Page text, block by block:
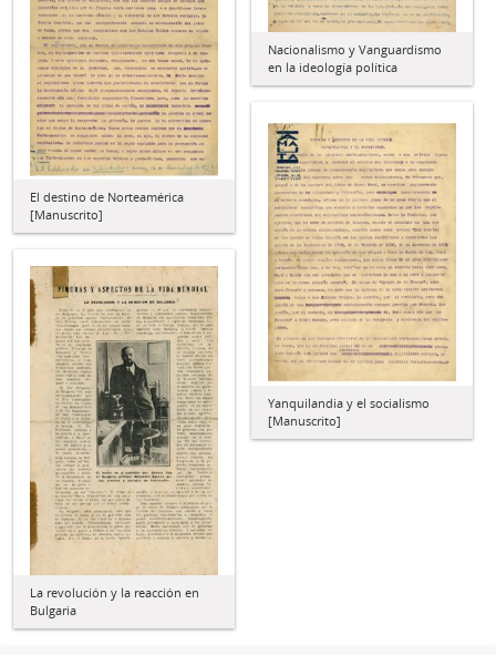
Nacionalismo y Vanguardismo
en la ideología política
El destino de Norteamérica
[Manuscrito]
Yanquilandia y el socialismo
[Manuscrito]
La revolución y la reacción en
Bulgaria